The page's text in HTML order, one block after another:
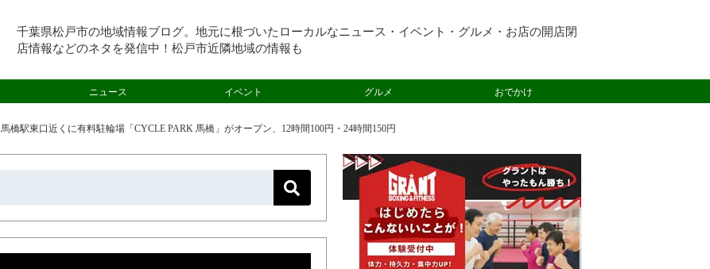
千葉県松戸市の地域情報ブログ。地元に根づいたローカルなニュース・イベント・グルメ・お店の開店閉
店情報などのネタを発信中！松戸市近隣地域の情報も
ニュース イベント グルメ おでかけ
馬橋駅東口近くに有料駐輪場「CYCLE PARK 馬橋」がオープン、12時間100円・24時間150円